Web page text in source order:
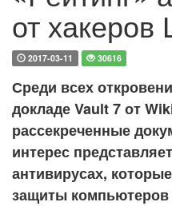
от
2017-03-11 30616
Среди всех
докладе Vault 7 от
рассекреченные
интерес
антивирусах,
защиты компьютеров